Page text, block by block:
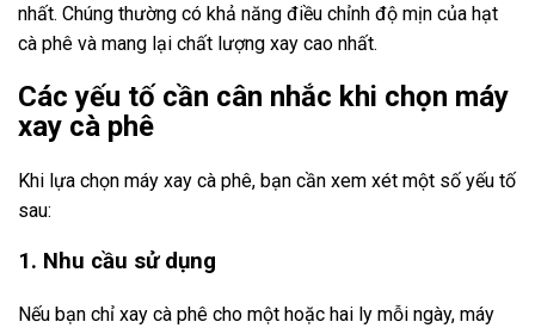
nhất. Chúng thường có khả năng điều chỉnh độ mịn của hạt
cà phê và mang lại chất lượng xay cao nhất.
Các yếu tố cần cân nhắc khi chọn máy
xay cà phê
Khi lựa chọn máy xay cà phê, bạn cần xem xét một số yếu tố
sau:
1. Nhu cầu sử dụng
Nếu bạn chỉ xay cà phê cho một hoặc hai ly mỗi ngày, máy